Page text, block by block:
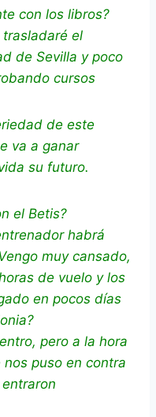
con los libros?
trasladaré el
de Sevilla y poco
cursos
de este
va a ganar
su futuro.
el Betis?
habrá
muy cansado,
de vuelo y los
en pocos días
pero a la hora
puso en contra